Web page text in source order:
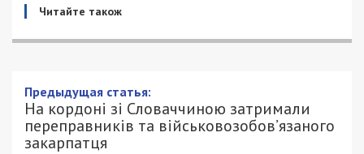
Читайте також
Предыдущая статья:
На кордоні зі Словаччиною затримали
переправників та військовозобов’язаного
закарпатця